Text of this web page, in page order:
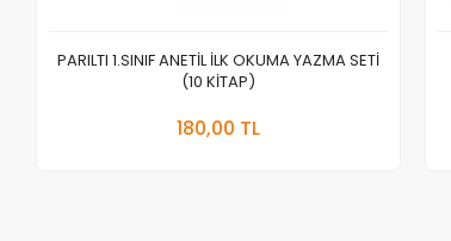
PARILTI 1.SINIF ANETİL İLK OKUMA YAZMA SETİ
(10 KİTAP)
180,00 TL